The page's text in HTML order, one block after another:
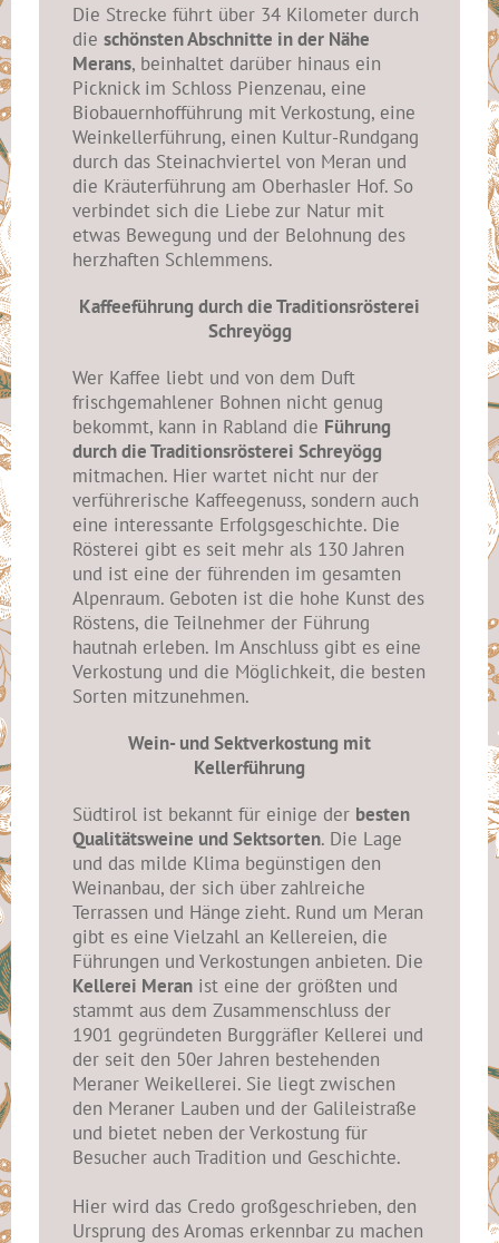
Die Strecke führt über 34 Kilometer durch
die schönsten Abschnitte in der Nähe
Merans, beinhaltet darüber hinaus ein
Picknick im Schloss Pienzenau, eine
Biobauernhofführung mit Verkostung, eine
Weinkellerführung, einen Kultur-Rundgang
durch das Steinachviertel von Meran und
die Kräuterführung am Oberhasler Hof. So
verbindet sich die Liebe zur Natur mit
etwas Bewegung und der Belohnung des
herzhaften Schlemmens.
Kaffeeführung durch die Traditionsrösterei
Schreyögg
Wer Kaffee liebt und von dem Duft
frischgemahlener Bohnen nicht genug
bekommt, kann in Rabland die Führung
durch die Traditionsrösterei Schreyögg
mitmachen. Hier wartet nicht nur der
verführerische Kaffeegenuss, sondern auch
eine interessante Erfolgsgeschichte. Die
Rösterei gibt es seit mehr als 130 Jahren
und ist eine der führenden im gesamten
Alpenraum. Geboten ist die hohe Kunst des
Röstens, die Teilnehmer der Führung
hautnah erleben. Im Anschluss gibt es eine
Verkostung und die Möglichkeit, die besten
Sorten mitzunehmen.
Wein- und Sektverkostung mit
Kellerführung
Südtirol ist bekannt für einige der besten
Qualitätsweine und Sektsorten. Die Lage
und das milde Klima begünstigen den
Weinanbau, der sich über zahlreiche
Terrassen und Hänge zieht. Rund um Meran
gibt es eine Vielzahl an Kellereien, die
Führungen und Verkostungen anbieten. Die
Kellerei Meran ist eine der größten und
stammt aus dem Zusammenschluss der
1901 gegründeten Burggräfler Kellerei und
der seit den 50er Jahren bestehenden
Meraner Weikellerei. Sie liegt zwischen
den Meraner Lauben und der Galileistraße
und bietet neben der Verkostung für
Besucher auch Tradition und Geschichte.
Hier wird das Credo großgeschrieben, den
Ursprung des Aromas erkennbar zu machen